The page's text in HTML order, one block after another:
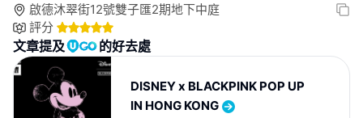
啟德沐翠街12號雙子匯2期地下中庭
評分
文章提及 的好去處
DISNEY x BLACKPINK POP UP
IN HONG KONG